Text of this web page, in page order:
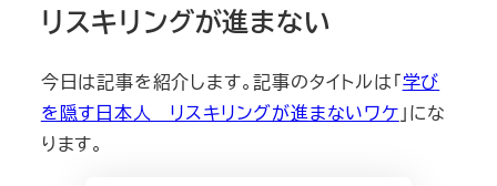
リスキリングが進まない
今日は記事を紹介します。記事のタイトルは「学び
を隠す日本人 リスキリングが進まないワケ 」にな
ります。